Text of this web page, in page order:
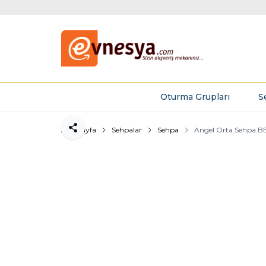
Oturma Grupları
Ana Sayfa Sehpalar Sehpa Angel Orta Sehpa
Paylaş